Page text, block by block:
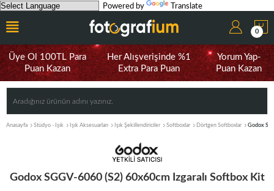
Powered by Translate
0
Üye Ol 100TL Para
Puan Kazan
Her Alışverişinde %1
Extra Para Puan
Yorum Yap-
Puan Kazan
Anasayfa Stüdyo - Işık Işık Aksesuarları Işık Şekillendiriciler Softboxlar Dörtgen Softboxlar Godox
Godox SGGV-6060 (S2) 60x60cm Izgaralı Softbox Kit